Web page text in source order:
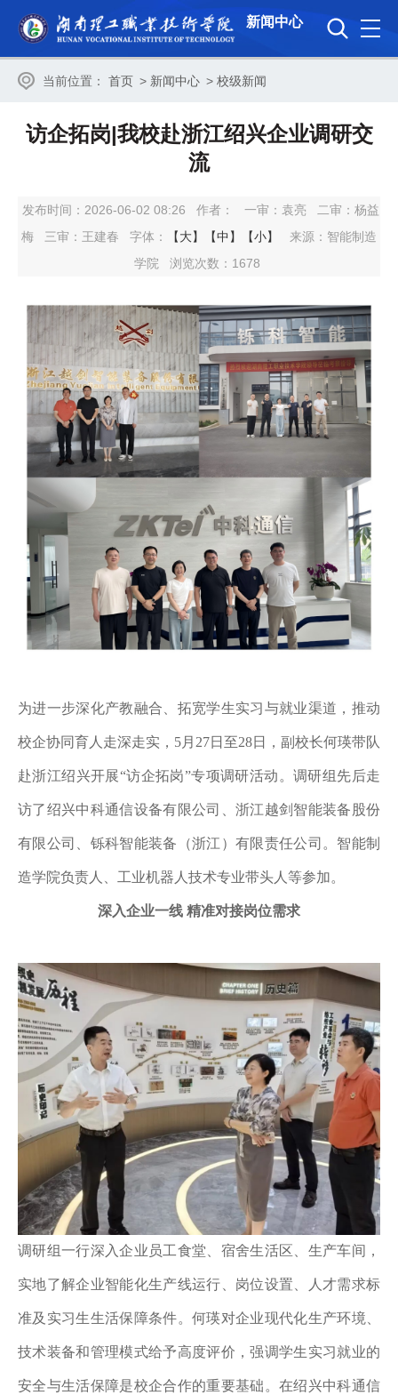
新闻中心
当前位置： 首页 > 新闻中心 > 校级新闻
访企拓岗|我校赴浙江绍兴企业调研交
流
发布时间：2026-06-02 08:26 作者： 一审： 袁亮 二审： 杨益
梅
三审： 王建春 字体： 【大】 【中】 【小】
来源：智能制造
学院
浏览次数： 1678
为进一步深化产教融合、拓宽学生实习与就业渠道，推动
校企协同育人走深走实， 5月27日至28日，副校长何瑛带队
赴浙江绍兴开展“访企拓岗”专项调研活动。调研组先后走
访了绍兴中科通信设备有限公司、浙江越剑智能装备股份
有限公司、铄科智能装备（浙江）有限责任公司。智能制
造学院负责人、工业机器人技术专业带头人等参加。
深入企业一线 精准对接岗位需求
调研组一行深入企业员工食堂、宿舍生活区、生产车间，
实地了解企业智能化生产线运行、岗位设置、人才需求标
准及实习生生活保障条件。何瑛对企业现代化生产环境、
技术装备和管理模式给予高度评价，强调学生实习就业的
安全与生活保障是校企合作的重要基础。在绍兴中科通信